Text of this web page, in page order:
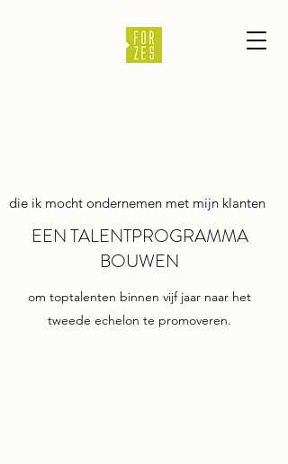
die ik mocht ondernemen met mijn klanten
EEN TALENTPROGRAMMA
BOUWEN
om toptalenten binnen vijf jaar naar het
tweede echelon te promoveren.